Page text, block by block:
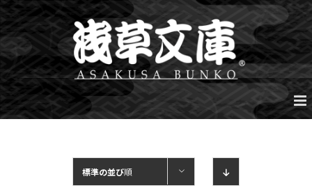
Skip
to
content
標準の並び順